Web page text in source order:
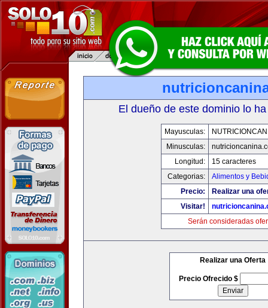
El dueño de este dominio lo
Mayusculas:
Minusculas:
Longitud:
15 caracteres
Categorias:
Alimentos y
Precio:
Realizar una
Visitar!
Serán consideradas
Realizar una Oferta
Precio Ofrecido $